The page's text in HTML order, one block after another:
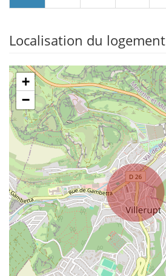
Localisation du logement
+
−